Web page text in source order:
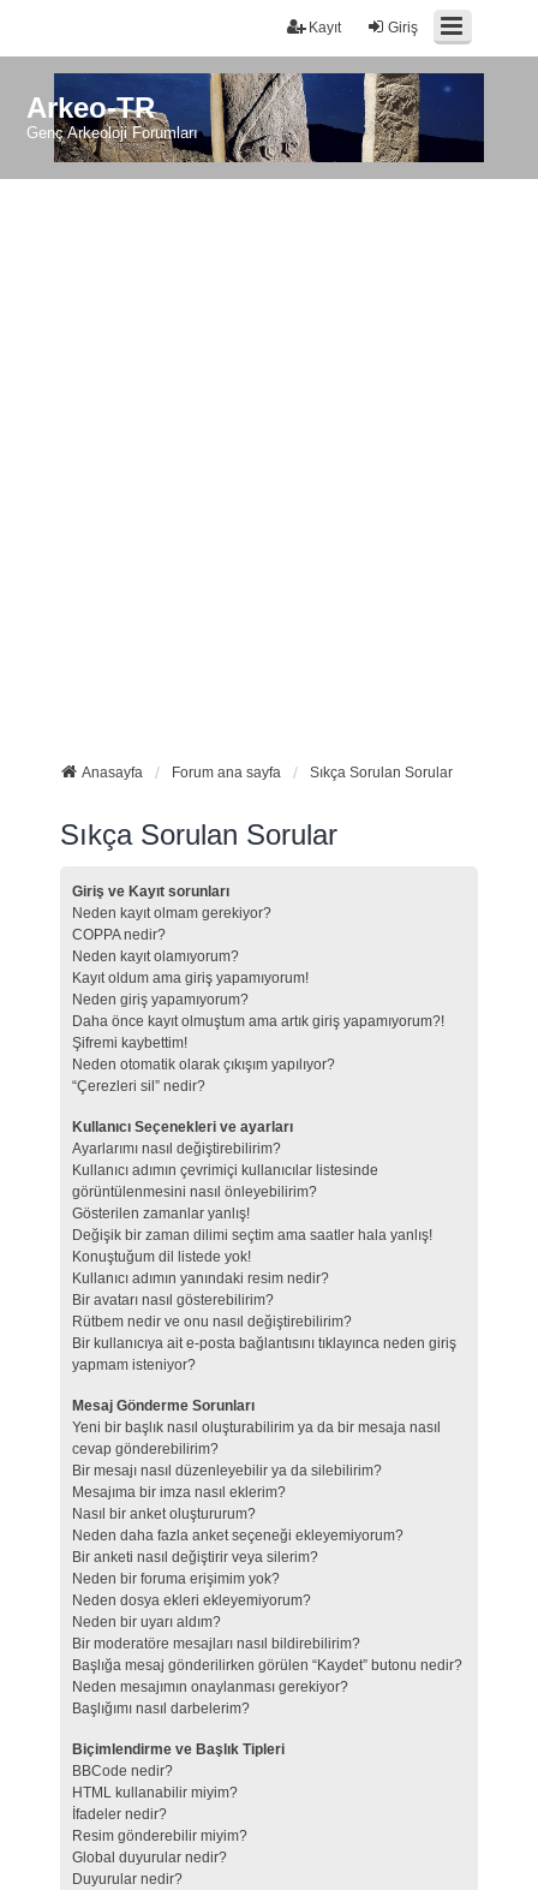
Giriş
Kayıt
Arkeo-TR
Genç Arkeoloji Forumları
Anasayfa Forum ana sayfa Sıkça Sorulan Sorular
Sıkça Sorulan Sorular
Giriş ve Kayıt sorunları
Neden kayıt olmam gerekiyor?
COPPA nedir?
Neden kayıt olamıyorum?
Kayıt oldum ama giriş yapamıyorum!
Neden giriş yapamıyorum?
Daha önce kayıt olmuştum ama artık giriş yapamıyorum?!
Şifremi kaybettim!
Neden otomatik olarak çıkışım yapılıyor?
“Çerezleri sil” nedir?
Kullanıcı Seçenekleri ve ayarları
Ayarlarımı nasıl değiştirebilirim?
Kullanıcı adımın çevrimiçi kullanıcılar listesinde
görüntülenmesini nasıl önleyebilirim?
Gösterilen zamanlar yanlış!
Değişik bir zaman dilimi seçtim ama saatler hala yanlış!
Konuştuğum dil listede yok!
Kullanıcı adımın yanındaki resim nedir?
Bir avatarı nasıl gösterebilirim?
Rütbem nedir ve onu nasıl değiştirebilirim?
Bir kullanıcıya ait e-posta bağlantısını tıklayınca neden giriş
yapmam isteniyor?
Mesaj Gönderme Sorunları
Yeni bir başlık nasıl oluşturabilirim ya da bir mesaja nasıl
cevap gönderebilirim?
Bir mesajı nasıl düzenleyebilir ya da silebilirim?
Mesajıma bir imza nasıl eklerim?
Nasıl bir anket oluştururum?
Neden daha fazla anket seçeneği ekleyemiyorum?
Bir anketi nasıl değiştirir veya silerim?
Neden bir foruma erişimim yok?
Neden dosya ekleri ekleyemiyorum?
Neden bir uyarı aldım?
Bir moderatöre mesajları nasıl bildirebilirim?
Başlığa mesaj gönderilirken görülen “Kaydet” butonu nedir?
Neden mesajımın onaylanması gerekiyor?
Başlığımı nasıl darbelerim?
Biçimlendirme ve Başlık Tipleri
BBCode nedir?
HTML kullanabilir miyim?
İfadeler nedir?
Resim gönderebilir miyim?
Global duyurular nedir?
Duyurular nedir?